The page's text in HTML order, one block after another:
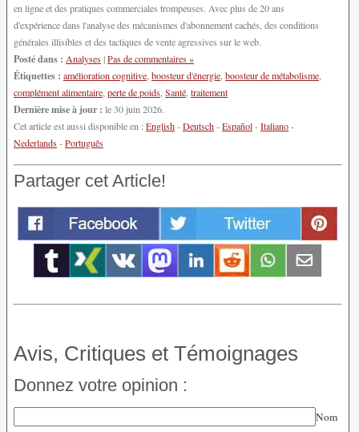
en ligne et des pratiques commerciales trompeuses. Avec plus de 20 ans
d'expérience dans l'analyse des mécanismes d'abonnement cachés, des conditions
générales illisibles et des tactiques de vente agressives sur le web.
Posté dans : Analyses|Pas de commentaires »
Étiquettes : amélioration cognitive boosteur d'énergie boosteur de métabolisme
complément alimentaire perte de poids Santé traitement
Dernière mise à jour : le 30 juin 2026.
Cet article est aussi disponible en :English-Deutsch-Español-Italiano-
Nederlands-Português
Partager cet Article!
Avis, Critiques et Témoignages
Donnez votre opinion :
Nom